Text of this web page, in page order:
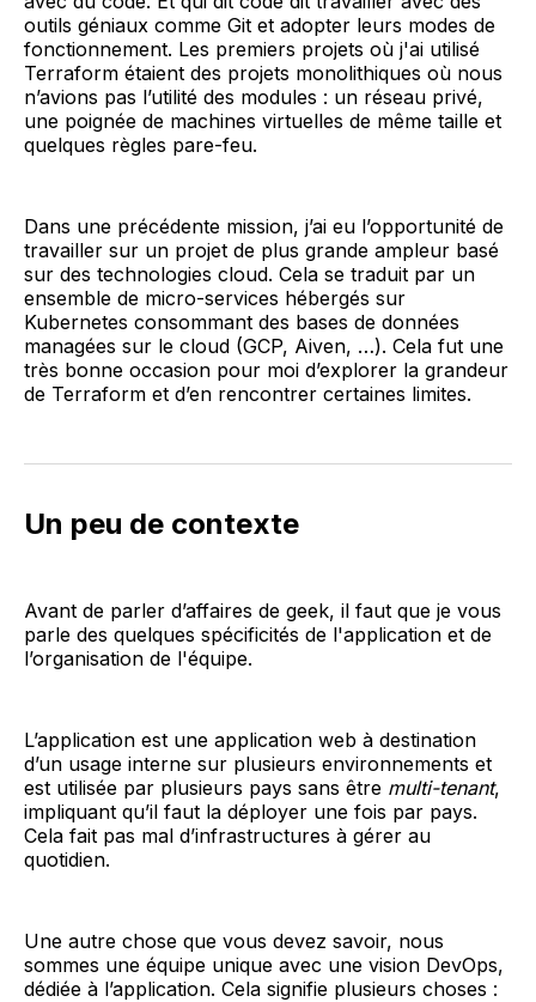
outils géniaux comme Git et adopter leurs modes de
fonctionnement. Les premiers projets où j'ai utilisé
Terraform étaient des projets monolithiques où nous
n’avions pas l’utilité des modules : un réseau privé,
une poignée de machines virtuelles de même taille et
quelques règles pare-feu.
Dans une précédente mission, j’ai eu l’opportunité de
travailler sur un projet de plus grande ampleur basé
sur des technologies cloud. Cela se traduit par un
ensemble de micro-services hébergés sur
Kubernetes consommant des bases de données
managées sur le cloud (GCP, Aiven, …). Cela fut une
très bonne occasion pour moi d’explorer la grandeur
de Terraform et d’en rencontrer certaines limites.
Un peu de contexte
Avant de parler d’affaires de geek, il faut que je vous
parle des quelques spécificités de l'application et de
l’organisation de l'équipe.
L’application est une application web à destination
d’un usage interne sur plusieurs environnements et
est utilisée par plusieurs pays sans être multi-tenant,
impliquant qu’il faut la déployer une fois par pays.
Cela fait pas mal d’infrastructures à gérer au
quotidien.
Une autre chose que vous devez savoir, nous
sommes une équipe unique avec une vision DevOps,
dédiée à l’application. Cela signifie plusieurs choses :